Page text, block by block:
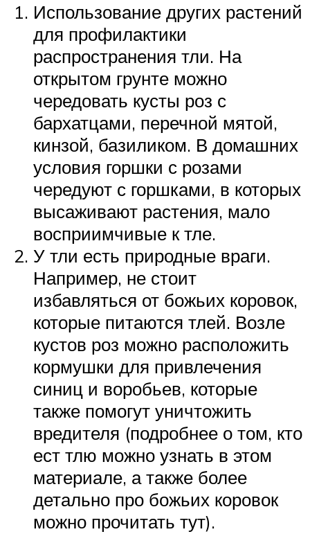
Использование других растений
для профилактики
распространения тли. На
открытом грунте можно
чередовать кусты роз с
бархатцами, перечной мятой,
кинзой, базиликом. В домашних
условия горшки с розами
чередуют с горшками, в которых
высаживают растения, мало
восприимчивые к тле.
У тли есть природные враги.
Например, не стоит
избавляться от божьих коровок,
которые питаются тлей. Возле
кустов роз можно расположить
кормушки для привлечения
синиц и воробьев, которые
также помогут уничтожить
вредителя (подробнее о том, кто
ест тлю можно узнать в этом
материале, а также более
детально про божьих коровок
можно прочитать тут).